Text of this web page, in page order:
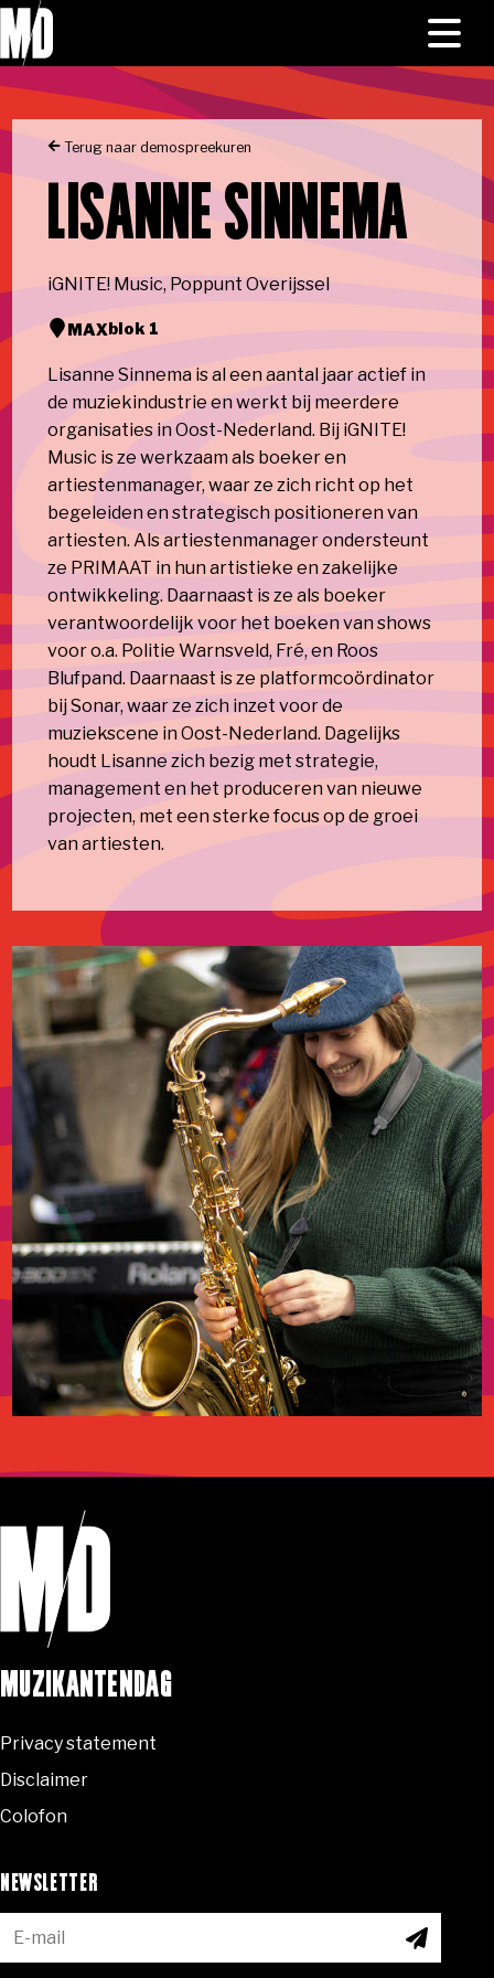
Skip to main content
Naar homepage
HOME
NIEUWS
PROGRAMMA
OVER ONS
Terug naar demospreekuren
LISANNE SINNEMA
iGNITE! Music, Poppunt Overijssel
MAXblok 1
Lisanne Sinnema is al een aantal jaar actief in
de muziekindustrie en werkt bij meerdere
organisaties in Oost-Nederland. Bij iGNITE!
Music is ze werkzaam als boeker en
artiestenmanager, waar ze zich richt op het
begeleiden en strategisch positioneren van
artiesten. Als artiestenmanager ondersteunt
ze PRIMAAT in hun artistieke en zakelijke
ontwikkeling. Daarnaast is ze als boeker
verantwoordelijk voor het boeken van shows
voor o.a. Politie Warnsveld, Fré, en Roos
Blufpand. Daarnaast is ze platformcoördinator
bij Sonar, waar ze zich inzet voor de
muziekscene in Oost-Nederland. Dagelijks
houdt Lisanne zich bezig met strategie,
management en het produceren van nieuwe
projecten, met een sterke focus op de groei
van artiesten.
MUZIKANTENDAG
Privacy statement
Disclaimer
Colofon
NEWSLETTER